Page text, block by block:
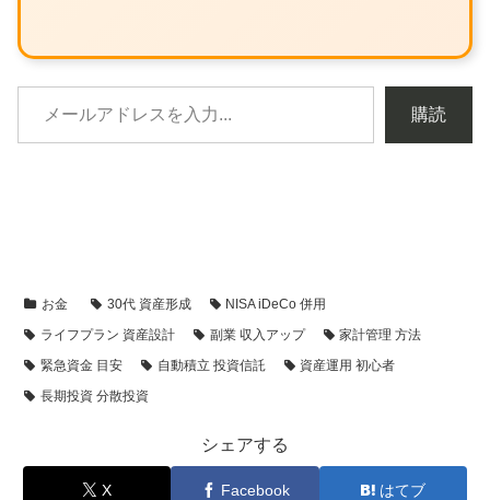
購読
お金 30代 資産形成
NISA iDeCo 併用
ライフプラン 資産設計
副業 収入アップ
家計管理 方法
緊急資金 目安
自動積立 投資信託
資産運用 初心者
長期投資 分散投資
シェアする
X Facebook はてブ